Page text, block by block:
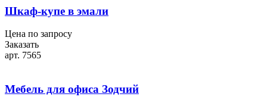
Шкаф-купе в эмали
Цена по запросу
Заказать
арт. 7565
Мебель для офиса Зодчий